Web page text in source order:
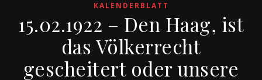
KALENDERBLATT
15.02.1922 – Den Haag, ist
das Völkerrecht
gescheitert oder unsere